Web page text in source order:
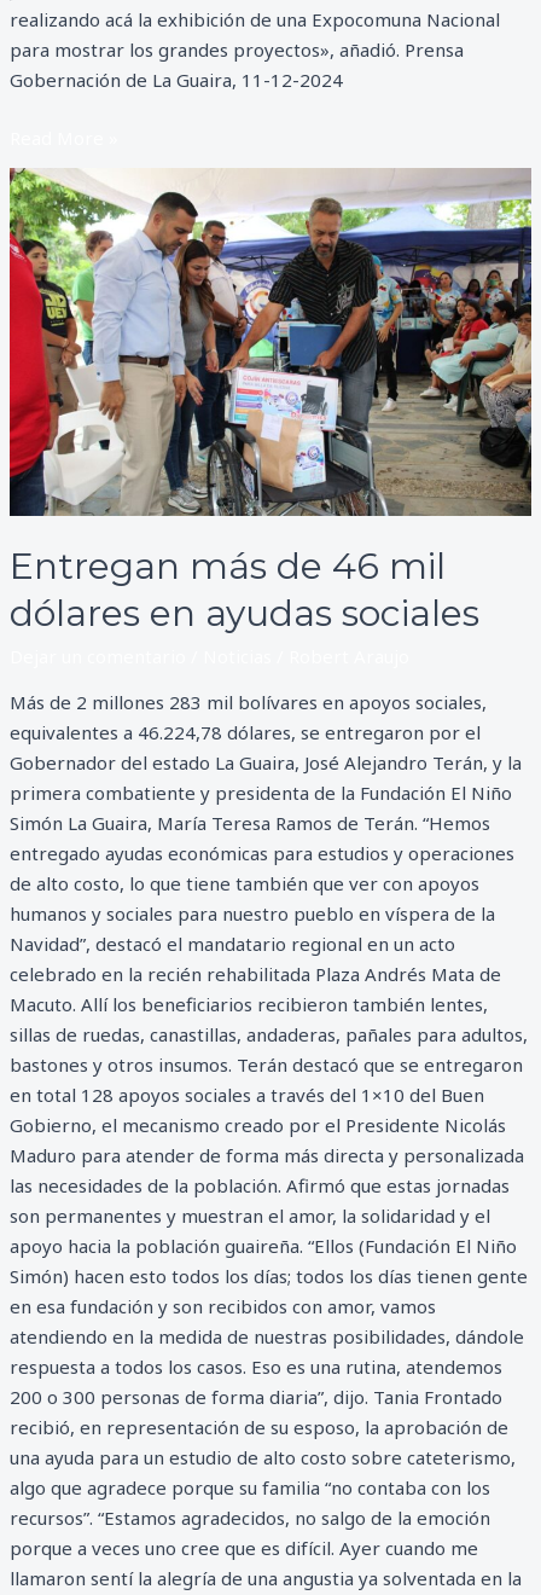
realizando acá la exhibición de una Expocomuna Nacional
para mostrar los grandes proyectos», añadió. Prensa
Gobernación de La Guaira, 11-12-2024
Entregan más de 46 mil
dólares en ayudas sociales
Más de 2 millones 283 mil bolívares en apoyos sociales,
equivalentes a 46.224,78 dólares, se entregaron por el
Gobernador del estado La Guaira, José Alejandro Terán, y la
primera combatiente y presidenta de la Fundación El Niño
Simón La Guaira, María Teresa Ramos de Terán. “Hemos
entregado ayudas económicas para estudios y operaciones
de alto costo, lo que tiene también que ver con apoyos
humanos y sociales para nuestro pueblo en víspera de la
Navidad”, destacó el mandatario regional en un acto
celebrado en la recién rehabilitada Plaza Andrés Mata de
Macuto. Allí los beneficiarios recibieron también lentes,
sillas de ruedas, canastillas, andaderas, pañales para adultos,
bastones y otros insumos. Terán destacó que se entregaron
en total 128 apoyos sociales a través del 1×10 del Buen
Gobierno, el mecanismo creado por el Presidente Nicolás
Maduro para atender de forma más directa y personalizada
las necesidades de la población. Afirmó que estas jornadas
son permanentes y muestran el amor, la solidaridad y el
apoyo hacia la población guaireña. “Ellos (Fundación El Niño
Simón) hacen esto todos los días; todos los días tienen gente
en esa fundación y son recibidos con amor, vamos
atendiendo en la medida de nuestras posibilidades, dándole
respuesta a todos los casos. Eso es una rutina, atendemos
200 o 300 personas de forma diaria”, dijo. Tania Frontado
recibió, en representación de su esposo, la aprobación de
una ayuda para un estudio de alto costo sobre cateterismo,
algo que agradece porque su familia “no contaba con los
recursos”. “Estamos agradecidos, no salgo de la emoción
porque a veces uno cree que es difícil. Ayer cuando me
llamaron sentí la alegría de una angustia ya solventada en la
Entregan
más
de
46
dólares
ayudas
sociales